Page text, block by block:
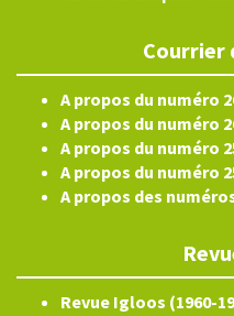
Courrier
A propos du numéro
A propos du numéro
A propos du numéro
A propos du numéro
A propos des
Revue Igloos (1960-